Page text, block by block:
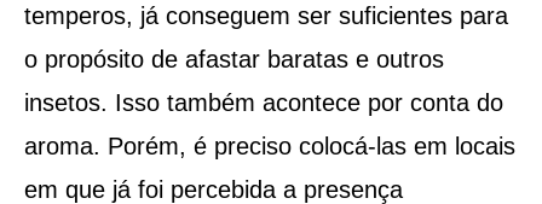
temperos, já conseguem ser suficientes para
o propósito de afastar baratas e outros
insetos. Isso também acontece por conta do
aroma. Porém, é preciso colocá-las em locais
em que já foi percebida a presença